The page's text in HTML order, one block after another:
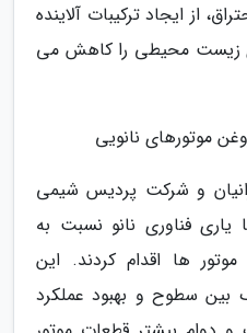
از ایجاد ترکیبات آلاینده
زیست محیطی را کاهش می
موتورهای نانویی
و شرکت پردیس شیمی
یاری فناوری نانو نسبت به
ها اقدام کردند. این
سطوح و بهبود عملکرد